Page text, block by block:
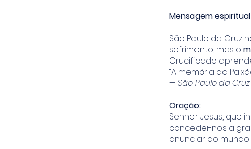
Mensagem espiritual
São Paulo da Cruz
sofrimento, mas o
Crucificado
“A memória da
— São Paulo da Cruz
Oração:
Senhor Jesus, que
concedei-nos a
anunciar ao mundo